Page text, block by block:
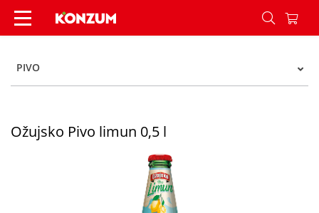
Ožujsko Pivo limun 0,5 l - Konzum
PIVO
Ožujsko Pivo limun 0,5 l